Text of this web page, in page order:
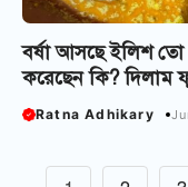
বর্ষা আসছে ইলিশ তো
করেছেন কি? দিলাম
Ratna Adhikary